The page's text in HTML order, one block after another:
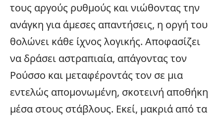
τους αργούς ρυθμούς και νιώθοντας την
ανάγκη για άμεσες απαντήσεις, η οργή του
θολώνει κάθε ίχνος λογικής. Αποφασίζει
να δράσει αστραπιαία, απάγοντας τον
Ρούσσο και μεταφέροντάς τον σε μια
εντελώς απομονωμένη, σκοτεινή αποθήκη
μέσα στους στάβλους. Εκεί, μακριά από τα